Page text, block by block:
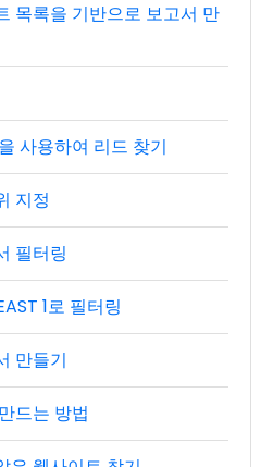
목록을 기반으로 보고서 만
사용하여 리드 찾기
지정
필터링
1로 필터링
만들기
드는 방법